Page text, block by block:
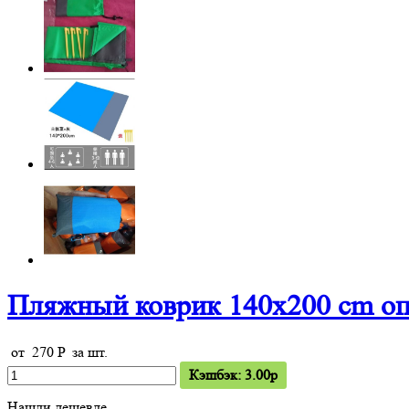
Пляжный коврик 140х200 cm
от 270 Pза шт.
Кэшбэк: 3.00p